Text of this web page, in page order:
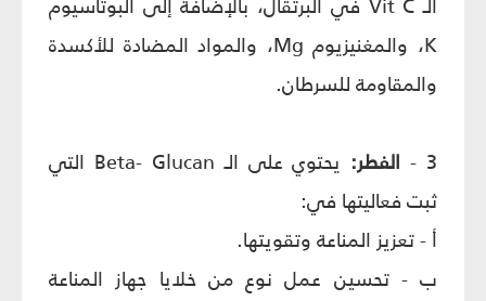
الـ Vit C في البرتقال، بالإضافة إلى البوتاسيوم
K، والمغنيزيوم Mg، والمواد المضادة للأكسدة
والمقاومة للسرطان.
3 - الفطر:
يحتوي على الـ Beta- Glucan التي
ثبت فعاليتها في:
أ - تعزيز المناعة وتقويتها.
ب - تحسين عمل نوع من خلايا جهاز المناعة